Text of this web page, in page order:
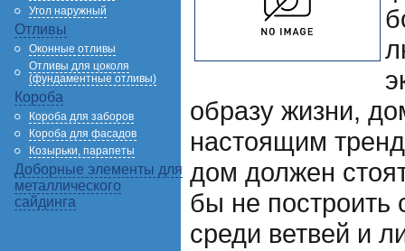
Угол наружный
Отливы
Оконные отливы
Отливы для цоколя
(фундаментные отливы)
Короба
Короба для заборов
Короба для фасадов
Козырьки, парапеты
Доборные элементы для
металлического
сайдинга
образу жизни,
настоящим
дом должен
бы не построить
среди ветвей и